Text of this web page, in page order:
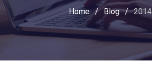
Home / Blog / 2014